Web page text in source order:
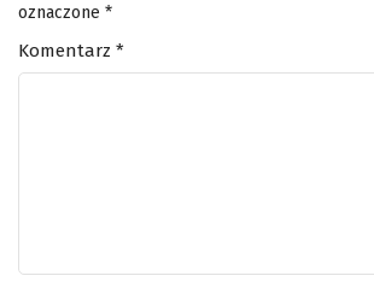
oznaczone *
Komentarz *